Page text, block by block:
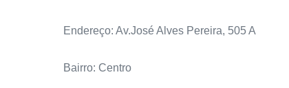
Endereço: Av.José Alves Pereira, 505 A
Bairro: Centro